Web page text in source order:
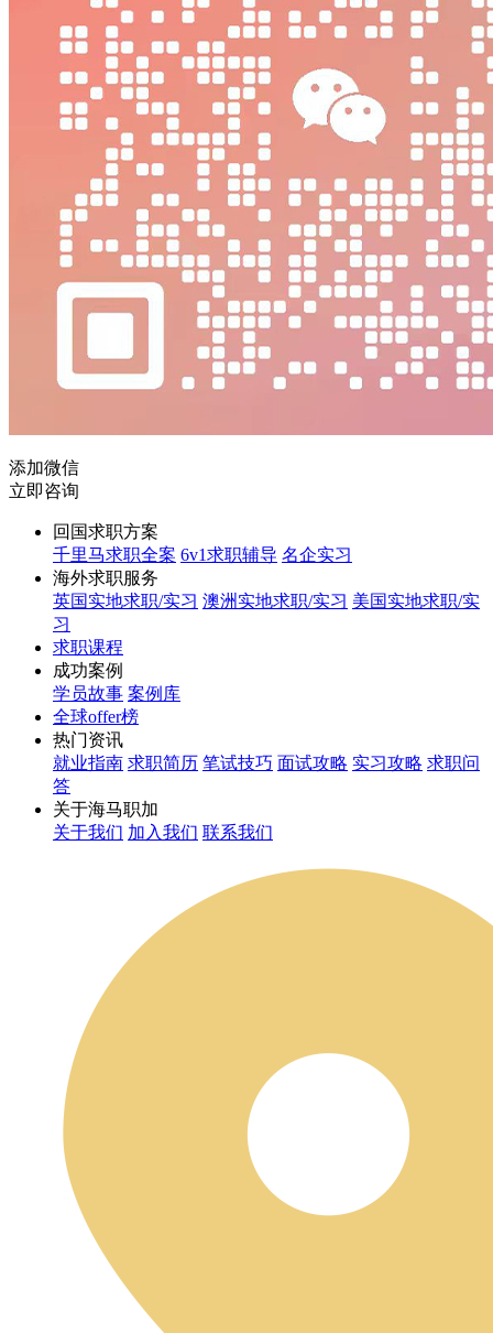
添加微信
立即咨询
回国求职方案
千里马求职全案 6v1求职辅导 名企实习
海外求职服务
英国实地求职/实习 澳洲实地求职/实习 美国实地求职/实
习
求职课程
成功案例
学员故事 案例库
全球offer榜
热门资讯
就业指南 求职简历 笔试技巧 面试攻略 实习攻略 求职问
答
关于海马职加
关于我们 加入我们 联系我们